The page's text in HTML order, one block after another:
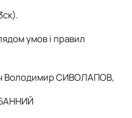
умов і правил
Володимир СИВОЛАПОВ,